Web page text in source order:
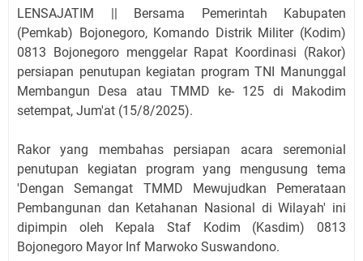
LENSAJATIM || Bersama Pemerintah Kabupaten
(Pemkab) Bojonegoro, Komando Distrik Militer (Kodim)
0813 Bojonegoro menggelar Rapat Koordinasi (Rakor)
persiapan penutupan kegiatan program TNI Manunggal
Membangun Desa atau TMMD ke- 125 di Makodim
setempat, Jum'at (15/8/2025).
Rakor yang membahas persiapan acara seremonial
penutupan kegiatan program yang mengusung tema
'Dengan Semangat TMMD Mewujudkan Pemerataan
Pembangunan dan Ketahanan Nasional di Wilayah' ini
dipimpin oleh Kepala Staf Kodim (Kasdim) 0813
Bojonegoro Mayor Inf Marwoko Suswandono.